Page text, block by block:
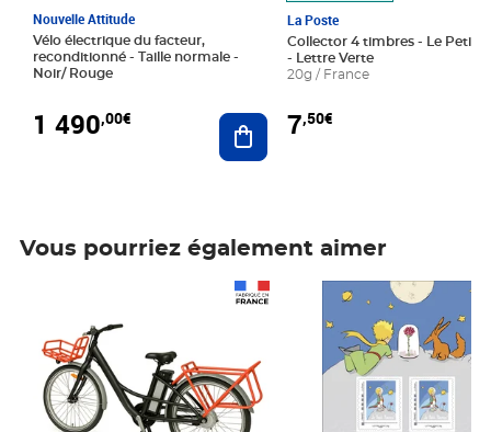
Nouvelle Attitude
Vélo électrique du facteur,
reconditionné - Taille normale -
Noir/ Rouge
1 490,00€ Ajouter au panier
La Poste
Collector 4 timbres - Le Petit
- Lettre Verte
20g / France
7,50€
Vous pourriez également aimer
Prix 7,50€